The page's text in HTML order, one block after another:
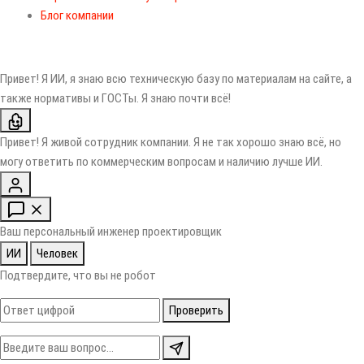
Блог компании
Привет! Я ИИ, я знаю всю техническую базу по материалам на сайте, а
также нормативы и ГОСТы. Я знаю почти всё!
Привет! Я живой сотрудник компании. Я не так хорошо знаю всё, но
могу ответить по коммерческим вопросам и наличию лучше ИИ.
Ваш персональный инженер проектировщик
ИИ
Человек
Подтвердите, что вы не робот
Проверить